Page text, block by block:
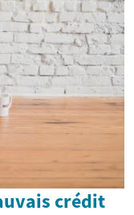
crédit